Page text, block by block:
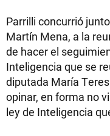
Parrilli concurrió
Martín Mena, a la
de hacer el
Inteligencia que se
diputada María
opinar, en forma no
ley de Inteligencia